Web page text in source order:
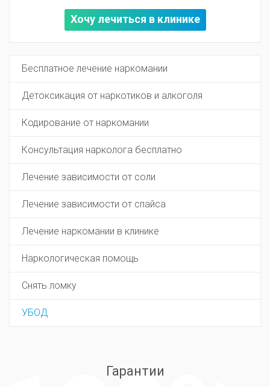
Хочу лечиться в клинике
Бесплатное лечение наркомании
Детоксикация от наркотиков и алкоголя
Кодирование от наркомании
Консультация нарколога бесплатно
Лечение зависимости от соли
Лечение зависимости от спайса
Лечение наркомании в клинике
Наркологическая помощь
Снять ломку
УБОД
Гарантии